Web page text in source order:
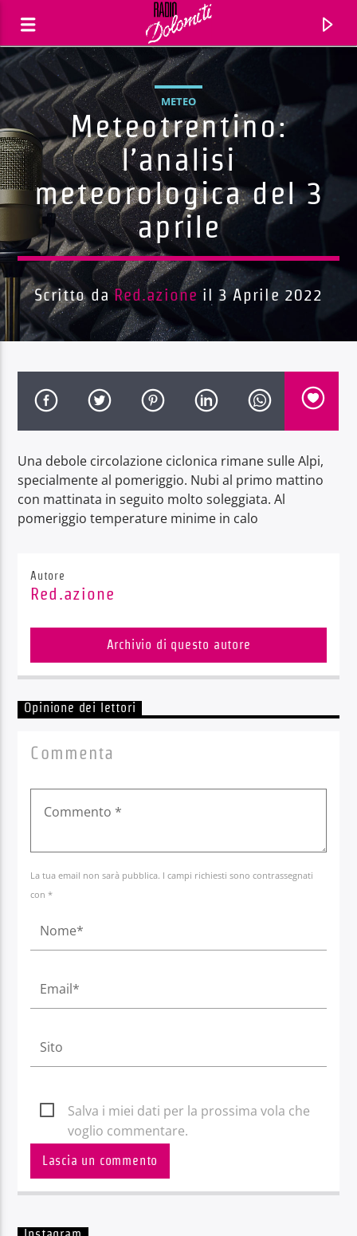
Traccia corrente
Titolo
Artista
Radio Dolomiti
METEO
Meteotrentino:
l’analisi
meteorologica del 3
aprile
Scritto daRed.azione il 3 Aprile 2022
Una debole circolazione ciclonica rimane sulle Alpi,
specialmente al pomeriggio. Nubi al primo mattino
con mattinata in seguito molto soleggiata. Al
pomeriggio temperature minime in calo
Autore
Red.azione
Archivio di questo autore
Opinione dei lettori
Commenta
La tua email non sarà pubblica. I campi richiesti sono contrassegnati
con *
Salva i miei dati per la prossima vola che
voglio commentare.